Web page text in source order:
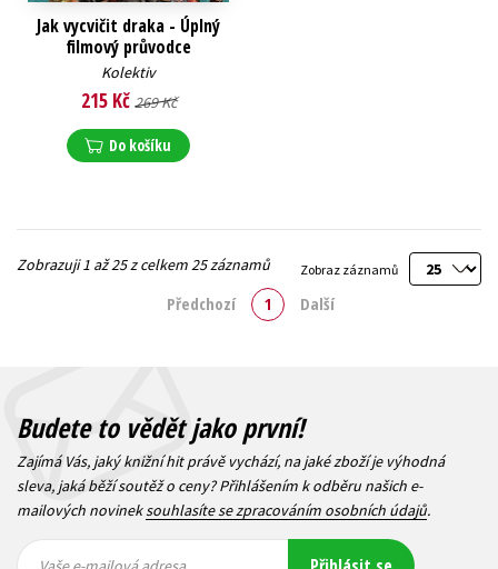
Jak vycvičit draka - Úplný
filmový průvodce
Kolektiv
215 Kč 269 Kč
Do košíku
Zobraz záznamů
Zobrazuji 1 až 25 z celkem 25 záznamů
Předchozí 1 Další
Budete to vědět jako první!
Zajímá Vás, jaký knižní hit právě vychází, na jaké zboží je výhodná
sleva, jaká běží soutěž o ceny? Přihlášením k odběru našich e-
mailových novineksouhlasíte se zpracováním osobních údajů.